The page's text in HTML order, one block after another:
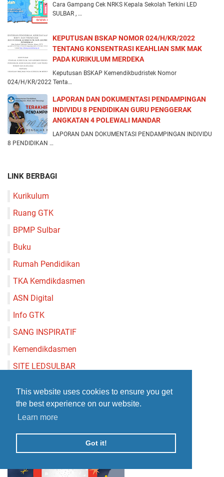
This website uses cookies to ensure you get
the best experience on our website.
Learn more
Got it!
Cara Gampang Cek NRKS Kepala Sekolah Terkini LED
SULBAR , …
KEPUTUSAN BSKAP NOMOR 024/H/KR/2022
TENTANG KONSENTRASI KEAHLIAN SMK MAK
PADA KURIKULUM MERDEKA
Keputusan BSKAP Kemendikbudristek Nomor
024/H/KR/2022 Tenta…
LAPORAN DAN DOKUMENTASI PENDAMPINGAN
INDIVIDU 8 PENDIDIKAN GURU PENGGERAK
ANGKATAN 4 POLEWALI MANDAR
LAPORAN DAN DOKUMENTASI PENDAMPINGAN INDIVIDU
8 PENDIDIKAN …
LINK BERBAGI
Kurikulum
Ruang GTK
BPMP Sulbar
Buku
Rumah Pendidikan
TKA Kemdikdasmen
ASN Digital
Info GTK
SANG INSPIRATIF
Kemendikdasmen
SITE LEDSULBAR
BOSP